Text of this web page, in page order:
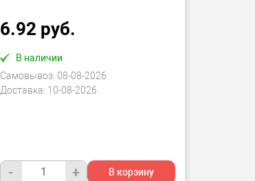
6.92 руб.
В наличии
Самовывоз: 08-08-2026
Доставка: 10-08-2026
- + В корзину